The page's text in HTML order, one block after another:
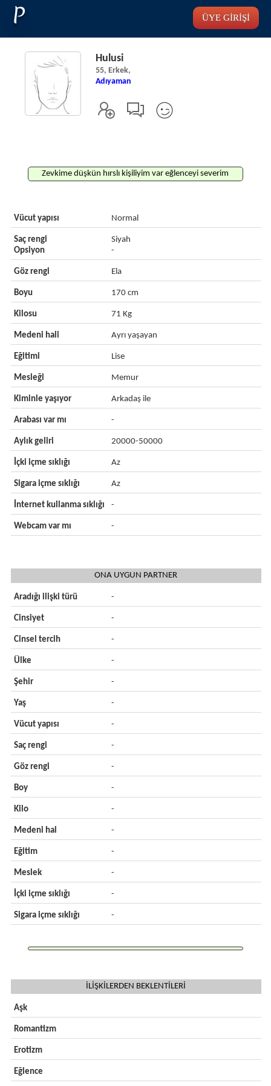
P ÜYE GİRİŞİ
Hulusi
55, Erkek,
Adıyaman
Zevkime düşkün hırslı kişiliyim var eğlenceyi severim
Vücut yapısı Normal
Saç rengi
Opsiyon
Siyah
-
Göz rengi Ela
Boyu 170 cm
Kilosu 71 Kg
Medeni hali Ayrı yaşayan
Eğitimi Lise
Mesleği Memur
Kiminle yaşıyor Arkadaş ile
Arabası var mı -
Aylık geliri 20000-50000
İçki içme sıklığı Az
Sigara içme sıklığı Az
İnternet kullanma sıklığı -
Webcam var mı -
ONA UYGUN PARTNER
Aradığı ilişki türü -
Cinsiyet -
Cinsel tercih -
Ülke -
Şehir -
Yaş -
Vücut yapısı -
Saç rengi -
Göz rengi -
Boy -
Kilo -
Medeni hal -
Eğitim -
Meslek -
İçki içme sıklığı -
Sigara içme sıklığı -
İLİŞKİLERDEN BEKLENTİLERİ
Aşk
Romantizm
Erotizm
Eğlence